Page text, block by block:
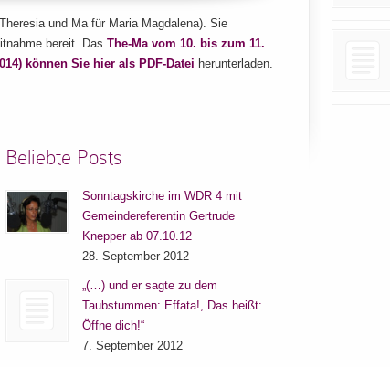
und Ma für Maria Magdalena). Sie
bereit. Das The-Ma vom 10. bis zum 11.
können Sie hier als PDF-Datei herunterladen.
Beliebte Posts
Sonntagskirche im WDR 4 mit
Gemeindereferentin Gertrude
Knepper ab 07.10.12
28. September 2012
„(…) und er sagte zu dem
Taubstummen: Effata!, Das heißt:
Öffne dich!“
7. September 2012